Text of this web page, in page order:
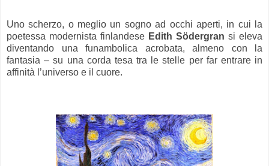
Uno scherzo, o meglio un sogno ad occhi aperti, in cui la
poetessa modernista finlandese Edith Södergran si eleva
diventando una funambolica acrobata, almeno con la
fantasia – su una corda tesa tra le stelle per far entrare in
affinità l’universo e il cuore.